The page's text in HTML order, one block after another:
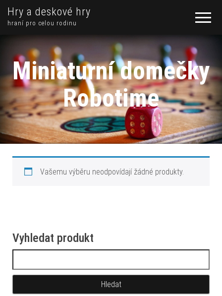
Hry a deskové hry
hraní pro celou rodinu
Miniaturní domečky
Robotime
Vašemu výběru neodpovídají žádné produkty.
Vyhledat produkt